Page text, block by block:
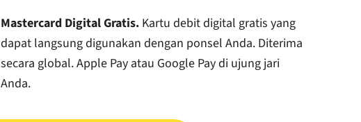
Mastercard Digital Gratis. Kartu debit digital gratis yang
dapat langsung digunakan dengan ponsel Anda. Diterima
secara global. Apple Pay atau Google Pay di ujung jari
Anda.